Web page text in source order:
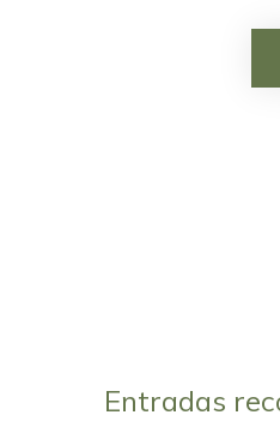
Entradas